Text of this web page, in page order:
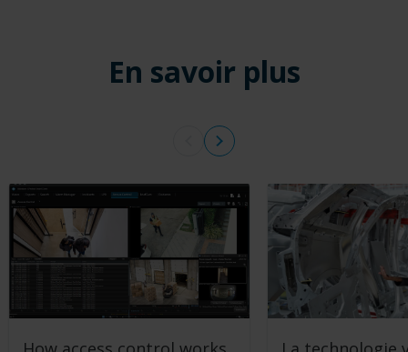
En savoir plus